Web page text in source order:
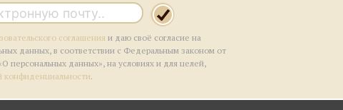
соглашения и даю своё согласие на
данных, в соответствии с Федеральным законом от
персональных данных», на условиях и для целей,
конфиденциальности.